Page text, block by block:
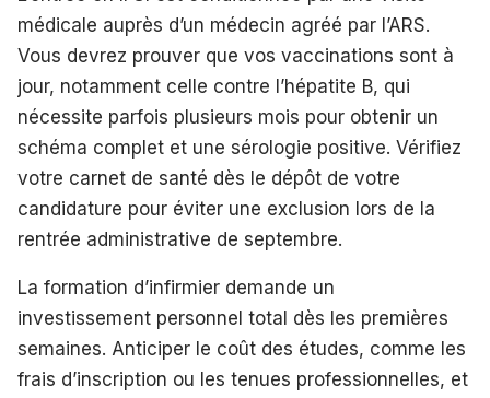
médicale auprès d’un médecin agréé par l’ARS.
Vous devrez prouver que vos vaccinations sont à
jour, notamment celle contre l’hépatite B, qui
nécessite parfois plusieurs mois pour obtenir un
schéma complet et une sérologie positive. Vérifiez
votre carnet de santé dès le dépôt de votre
candidature pour éviter une exclusion lors de la
rentrée administrative de septembre.
La formation d’infirmier demande un
investissement personnel total dès les premières
semaines. Anticiper le coût des études, comme les
frais d’inscription ou les tenues professionnelles, et